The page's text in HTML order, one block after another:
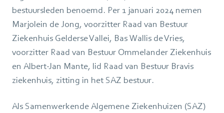
bestuursleden benoemd. Per 1 januari 2024 nemen
Marjolein de Jong, voorzitter Raad van Bestuur
Ziekenhuis Gelderse Vallei, Bas Wallis de Vries,
voorzitter Raad van Bestuur Ommelander Ziekenhuis
en Albert-Jan Mante, lid Raad van Bestuur Bravis
ziekenhuis, zitting in het SAZ bestuur.
Als Samenwerkende Algemene Ziekenhuizen (SAZ)